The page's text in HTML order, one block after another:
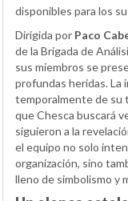
disponibles para los
Dirigida por Paco
de la Brigada de
sus miembros se
profundas heridas. La
temporalmente de su
que Chesca buscará
siguieron a la
el equipo no solo
organización, sino
lleno de simbolismo y